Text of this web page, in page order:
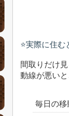
⭐️実際に住む
間取りだけ
動線が悪い
毎日の移